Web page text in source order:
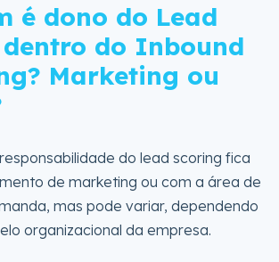
é dono do Lead
do Inbound
Marketing ou
do lead scoring fica
de marketing ou com a área de
mas pode variar, dependendo
organizacional da empresa.